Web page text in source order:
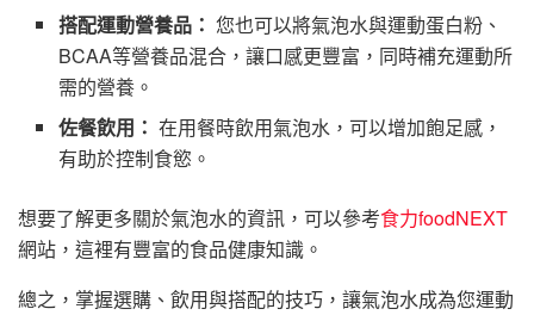
搭配運動營養品： 您也可以將氣泡水與運動蛋白粉、
BCAA等營養品混合，讓口感更豐富，同時補充運動所
需的營養。
佐餐飲用： 在用餐時飲用氣泡水，可以增加飽足感，
有助於控制食慾。
想要了解更多關於氣泡水的資訊，可以參考食力foodNEXT
網站，這裡有豐富的食品健康知識。
總之，掌握選購、飲用與搭配的技巧，讓氣泡水成為您運動